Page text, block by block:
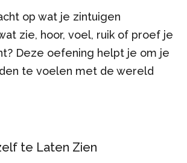
op wat je zintuigen
zie, hoor, voel, ruik of proef je
Deze oefening helpt je om je
te voelen met de wereld
te Laten Zien